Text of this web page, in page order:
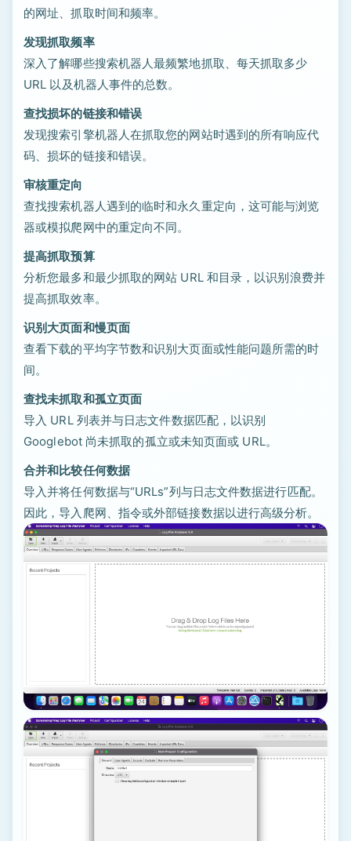
的网址、抓取时间和频率。
发现抓取频率
深入了解哪些搜索机器人最频繁地抓取、每天抓取多少
URL 以及机器人事件的总数。
查找损坏的链接和错误
发现搜索引擎机器人在抓取您的网站时遇到的所有响应代
码、损坏的链接和错误。
审核重定向
查找搜索机器人遇到的临时和永久重定向，这可能与浏览
器或模拟爬网中的重定向不同。
提高抓取预算
分析您最多和最少抓取的网站 URL 和目录，以识别浪费并
提高抓取效率。
识别大页面和慢页面
查看下载的平均字节数和识别大页面或性能问题所需的时
间。
查找未抓取和孤立页面
导入 URL 列表并与日志文件数据匹配，以识别
Googlebot 尚未抓取的孤立或未知页面或 URL。
合并和比较任何数据
导入并将任何数据与“URLs”列与日志文件数据进行匹配。
因此，导入爬网、指令或外部链接数据以进行高级分析。